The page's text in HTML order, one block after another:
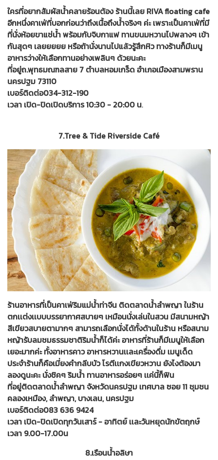
ใครที่อยากสัมผัสน้ำคลายร้อนต้อง ร้านนี้เลย RIVA floating cafe
อีกหนึ่งคาเฟ่ที่บอกก่อนว่าถึงเนื้อถึงน้ำจริงๆ ค่ะ เพราะเป็นคาเฟ่ที่มี
ที่นั่งห้อยขาแช่น้ำ พร้อมกับจิบกาแฟ ทานขนมหวานไปพลางๆ เข้า
กันสุดๆ เลยยยยย หรือถ้านั่งนานไปแล้วรู้สึกหิว ทางร้านก็มีเมนู
อาหารว่างให้เลือกทานอย่างเพลินๆ ด้วยนะคะ
ที่อยู่ถ.พุทธมณฑลสาย 7 ตำบลหอมเกร็ด อำเภอเมืองสามพราน
นครปฐม 73110
เบอร์ติดต่อ034-312-190
เวลา เปิด-ปิดเปิดบริการ 10:30 - 20:00 น.
7.Tree & Tide Riverside Café
ร้านอาหารที่เป็นคาเฟ่ริมแม่น้ำท่าจีน ติดตลาดน้ำลำพญา ในร้าน
ตกเเต่งเเบบบรรยากาศสบายๆ เหมือนนั่งเล่นในสวน มีสนามหญ้า
สีเขียวสบายตามากๆ สามารถเลือกนั่งได้ทั้งด้านในร้าน หรือสนาม
หญ้ารับลมชมธรรมชาติริมน้ำก็ได้ค่ะ อาหารที่ร้านก็มีเมนูให้เลือก
เยอะมากค่ะ ทั้งอาหารคาว อาหารหวานเเละเครื่องดื่ม เมนูเด็ด
ประจำร้านก็คือเมี่ยงคำกลีบบัว โรตีเเกงเขียวหวาน ยังไงต้องมา
ลองดูนะคะ นั่งชิคๆ ริมน้ำ ทานอาหารอร่อยๆ เเค่นี้ก็ฟิน
ที่อยู่ติดตลาดน้ำลำพญา จังหวัดนครปฐม เทศบาล ซอย 11 ชุมชน
คลองเหมือง, ลำพญา, บางเลน, นครปฐม
เบอร์ติดต่อ083 636 9424
เวลา เปิด-ปิดเปิดทุกวันเสาร์ - อาทิตย์ เเละวันหยุดนักขัตฤกษ์
เวลา 9.00-17.00น
8.เรือนน้ำอลิษา